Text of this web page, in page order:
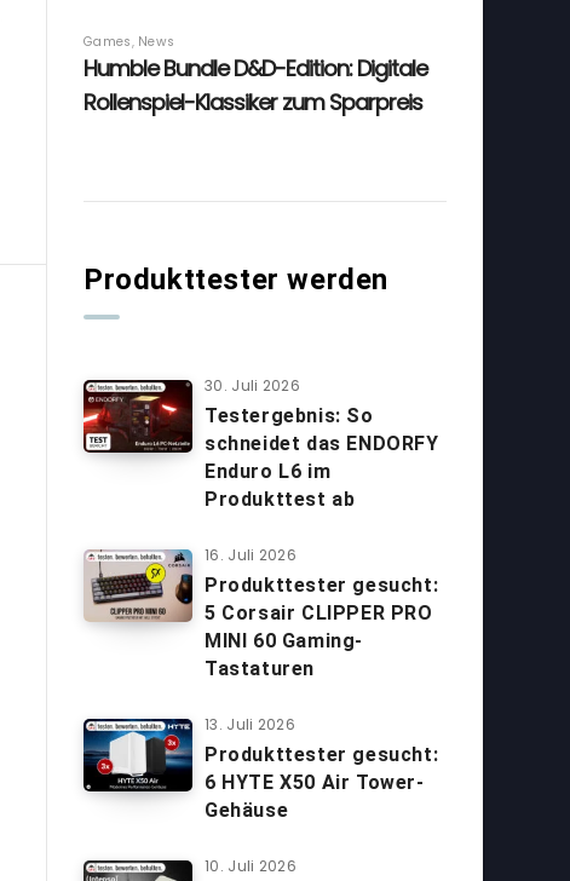
Produkttester werden
30. Juli 2026
Testergebnis: So
schneidet das ENDORFY
Enduro L6 im
Produkttest ab
16. Juli 2026
Produkttester gesucht:
5 Corsair CLIPPER PRO
MINI 60 Gaming-
Tastaturen
13. Juli 2026
Produkttester gesucht:
6 HYTE X50 Air Tower-
Gehäuse
10. Juli 2026